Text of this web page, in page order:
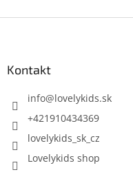
Kontakt
info@lovelykids.sk
+421910434369
lovelykids_sk_cz
Lovelykids shop